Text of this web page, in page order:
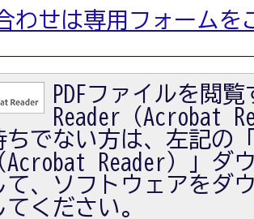
わせは専用フォームを
PDFファイルを閲
Reader（Acrobat
ちでない方は、左記の
Acrobat Reader）」ダ
て、ソフトウェアをダ
てください。